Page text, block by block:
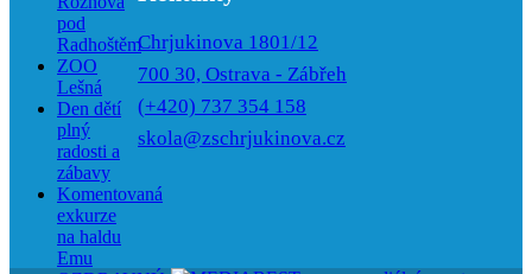
pod
Radhoštěm
ZOO
Lešná
Den dětí
plný
radosti a
zábavy
Komentovaná
exkurze
na haldu
Emu
Chrjukinova 1801/12
700 30, Ostrava - Zábřeh
(+420) 737 354 158
skola@zschrjukinova.cz